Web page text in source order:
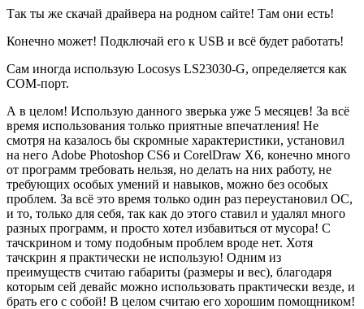
Так ты же скачай драйвера на родном сайте! Там они есть!
Конечно может! Подключай его к USB и всё будет работать!
Сам иногда использую Locosys LS23030-G, определяется как
COM-порт.
А в целом! Использую данного зверька уже 5 месяцев! За всё
время использования только приятные впечатления! Не
смотря на казалось бы скромные характеристики, установил
на него Adobe Photoshop CS6 и CorelDraw X6, конечно много
от программ требовать нельзя, но делать на них работу, не
требующих особых умений и навыков, можно без особых
проблем. За всё это время только один раз переустановил ОС,
и то, только для себя, так как до этого ставил и удалял много
разных программ, и просто хотел избавиться от мусора! С
тачскрином и тому подобным проблем вроде нет. Хотя
тачскрин я практически не использую! Одним из
преимуществ считаю габариты (размеры и вес), благодаря
которым сей девайс можно использовать практически везде, и
брать его с собой! В целом считаю его хорошим помощником!